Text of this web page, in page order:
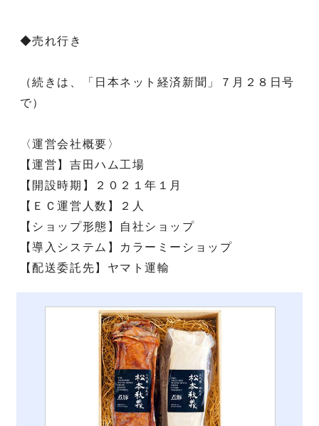
◆売れ行き
（続きは、「日本ネット経済新聞」７月２８日号
で）
〈運営会社概要〉
【運営】吉田ハム工場
【開設時期】２０２１年１月
【ＥＣ運営人数】２人
【ショップ形態】自社ショップ
【導入システム】カラーミーショップ
【配送委託先】ヤマト運輸